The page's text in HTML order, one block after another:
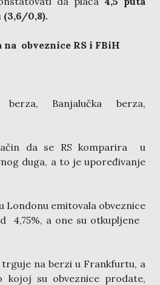
(3,6/0,8).
na obveznice RS i FBiH
berza, Banjalučka berza,
da se RS komparira u
duga, a to je upoređivanje
Londonu emitovala obveznice
4,75%, a one su otkupljene
na berzi u Frankfurtu, a
kojoj su obveznice prodate,